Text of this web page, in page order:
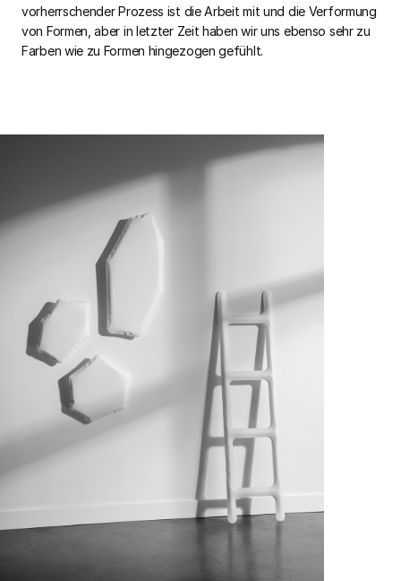
vorherrschender Prozess ist die Arbeit mit und die Verformung
von Formen, aber in letzter Zeit haben wir uns ebenso sehr zu
Farben wie zu Formen hingezogen gefühlt.